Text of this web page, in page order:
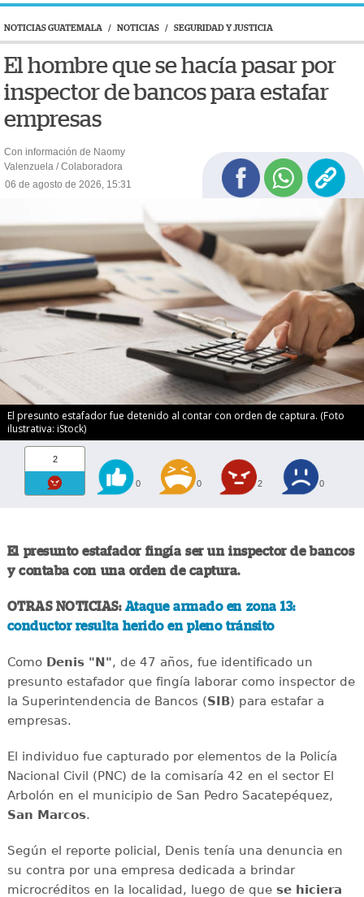
NOTICIAS GUATEMALA / NOTICIAS / SEGURIDAD Y JUSTICIA
El hombre que se hacía pasar por
inspector de bancos para estafar
empresas
Con información de Naomy
Valenzuela / Colaboradora
06 de agosto de 2026, 15:31
El presunto estafador fue detenido al contar con orden de captura. (Foto
ilustrativa: iStock)
2
0 0 2 0
El presunto estafador fingía ser un inspector de bancos
y contaba con una orden de captura.
OTRAS NOTICIAS: Ataque armado en zona 13:
conductor resulta herido en pleno tránsito
Como Denis "N", de 47 años, fue identificado un
presunto estafador que fingía laborar como inspector de
la Superintendencia de Bancos (SIB) para estafar a
empresas.
El individuo fue capturado por elementos de la Policía
Nacional Civil (PNC) de la comisaría 42 en el sector El
Arbolón en el municipio de San Pedro Sacatepéquez,
San Marcos.
Según el reporte policial, Denis tenía una denuncia en
su contra por una empresa dedicada a brindar
microcréditos en la localidad, luego de que se hiciera